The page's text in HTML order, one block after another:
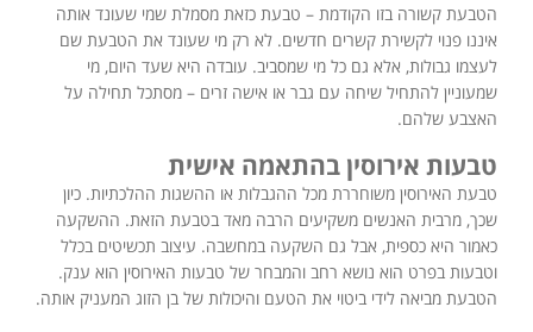
הטבעת קשורה בזו הקודמת – טבעת כזאת מסמלת שמי שעונד אותה
איננו פנוי לקשירת קשרים חדשים. לא רק מי שעונד את הטבעת שם
לעצמו גבולות, אלא גם כל מי שמסביב. עובדה היא שעד היום, מי
שמעוניין להתחיל שיחה עם גבר או אישה זרים – מסתכל תחילה על
האצבע שלהם.
טבעות אירוסין בהתאמה אישית
טבעת האירוסין משוחררת מכל ההגבלות או ההשגות ההלכתיות. כיון
שכך, מרבית האנשים משקיעים הרבה מאד בטבעת הזאת. ההשקעה
כאמור היא כספית, אבל גם השקעה במחשבה. עיצוב תכשיטים בכלל
וטבעות בפרט הוא נושא רחב והמבחר של טבעות האירוסין הוא ענק.
הטבעת מביאה לידי ביטוי את הטעם והיכולות של בן הזוג המעניק אותה.